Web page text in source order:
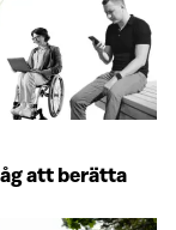
att berätta